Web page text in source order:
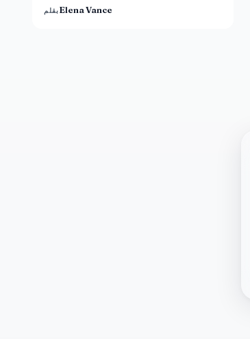
بقلمElena Vance